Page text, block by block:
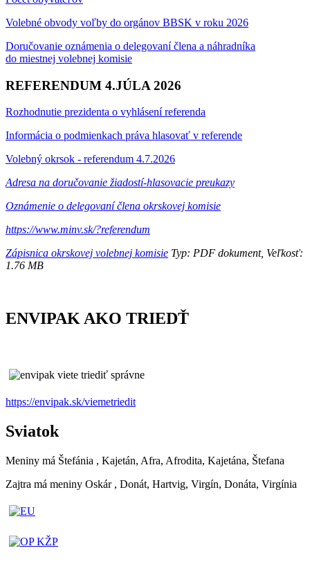
Volebné obvody voľby do orgánov BBSK v roku 2026
Doručovanie oznámenia o delegovaní člena a náhradníka
do miestnej volebnej komisie
REFERENDUM 4.JÚLA 2026
Rozhodnutie prezidenta o vyhlásení referenda
Informácia o podmienkach práva hlasovať v referende
Volebný okrsok - referendum 4.7.2026
Adresa na doručovanie žiadostí-hlasovacie preukazy
Oznámenie o delegovaní člena okrskovej komisie
https://www.minv.sk/?referendum
Zápisnica okrskovej volebnej komisie Typ: PDF dokument, Veľkosť:
1.76 MB
ENVIPAK AKO TRIEDŤ
https://envipak.sk/viemetriedit
Sviatok
Meniny má Štefánia , Kajetán, Afra, Afrodita, Kajetána, Štefana
Zajtra má meniny Oskár , Donát, Hartvig, Virgín, Donáta, Virgínia